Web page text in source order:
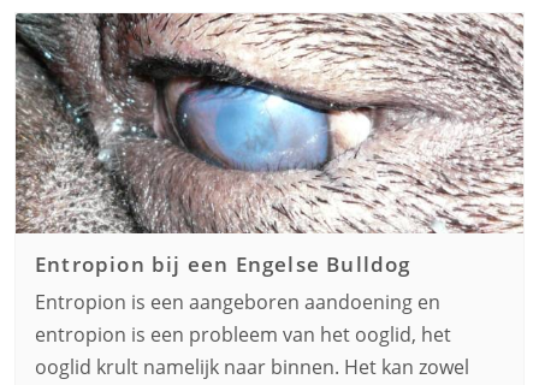
Entropion bij een Engelse Bulldog
Entropion is een aangeboren aandoening en
entropion is een probleem van het ooglid, het
ooglid krult namelijk naar binnen. Het kan zowel